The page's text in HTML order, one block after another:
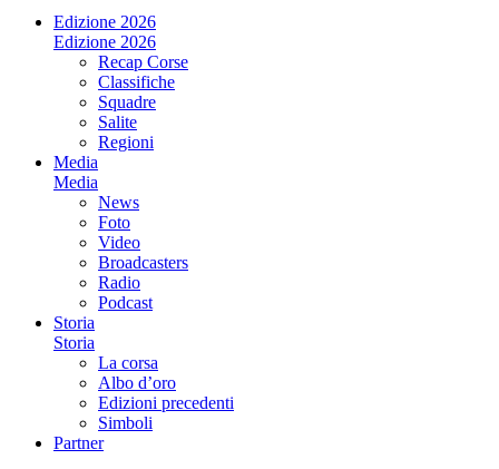
Edizione 2026
Edizione 2026
Recap Corse
Classifiche
Squadre
Salite
Regioni
Media
Media
News
Foto
Video
Broadcasters
Radio
Podcast
Storia
Storia
La corsa
Albo d’oro
Edizioni precedenti
Simboli
Partner